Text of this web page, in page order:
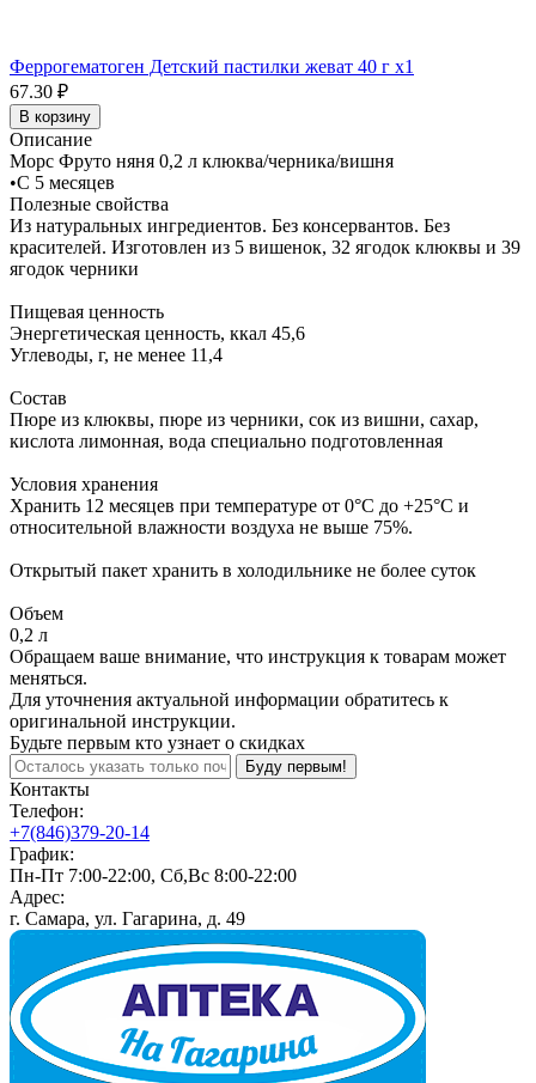
Феррогематоген Детский пастилки жеват 40 г x1
67.30 ₽
В корзину
Описание
Морс Фруто няня 0,2 л клюква/черника/вишня
•С 5 месяцев
Полезные свойства
Из натуральных ингредиентов. Без консервантов. Без
красителей. Изготовлен из 5 вишенок, 32 ягодок клюквы и 39
ягодок черники
Пищевая ценность
Энергетическая ценность, ккал 45,6
Углеводы, г, не менее 11,4
Состав
Пюре из клюквы, пюре из черники, сок из вишни, сахар,
кислота лимонная, вода специально подготовленная
Условия хранения
Хранить 12 месяцев при температуре от 0°С до +25°С и
относительной влажности воздуха не выше 75%.
Открытый пакет хранить в холодильнике не более суток
Объем
0,2 л
Обращаем ваше внимание, что инструкция к товарам может
меняться.
Для уточнения актуальной информации обратитесь к
оригинальной инструкции.
Будьте первым кто узнает о скидках
Буду первым!
Контакты
Телефон:
+7(846)379-20-14
График:
Пн-Пт 7:00-22:00, Сб,Вс 8:00-22:00
Адрес:
г. Самара, ул. Гагарина, д. 49